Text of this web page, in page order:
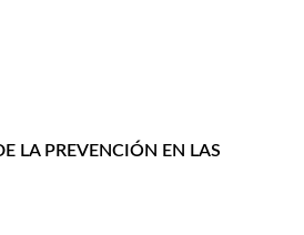
LA PREVENCIÓN EN LAS